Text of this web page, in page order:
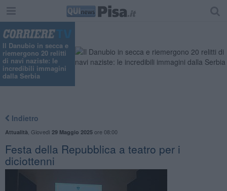
Il Danubio in secca e
riemergono 20 relitti
di navi naziste: le
incredibili immagini
dalla Serbia
Indietro
Attualità Giovedì 29 Maggio 2025ore 08:00
Festa della Repubblica a teatro per i
diciottenni